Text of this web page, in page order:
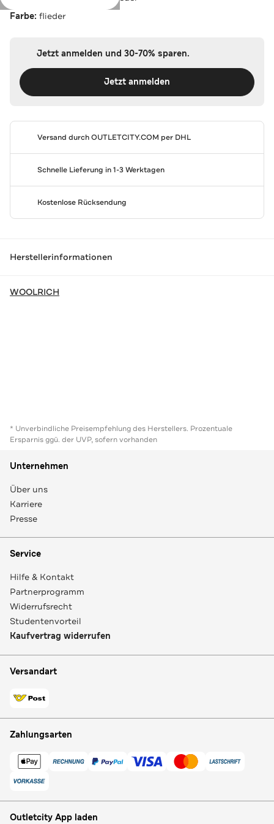
Farbe: flieder
Jetzt anmelden und 30-70% sparen.
Jetzt anmelden
Versand durchOUTLETCITY.COM per DHL
Schnelle Lieferung in 1-3 Werktagen
Kostenlose Rücksendung
Herstellerinformationen
WOOLRICH
* Unverbindliche Preisempfehlung des Herstellers. Prozentuale
Ersparnis ggü. der UVP, sofern vorhanden
Unternehmen
Über uns
Karriere
Presse
Service
Hilfe & Kontakt
Partnerprogramm
Widerrufsrecht
Studentenvorteil
Kaufvertrag widerrufen
Versandart
Zahlungsarten
Outletcity App laden